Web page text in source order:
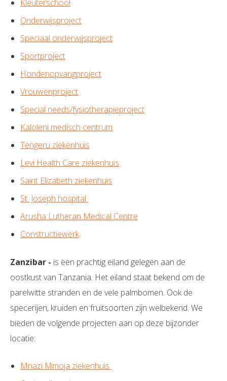
Kleuterschool
Onderwijsproject
Speciaal onderwijsproject
Sportproject
Hondenopvangproject
Vrouwenproject
Special needs/fysiotherapieproject
Kaloleni medisch centrum
Tengeru ziekenhuis
Levi Health Care ziekenhuis
Saint Elizabeth ziekenhuis
St. Joseph hospital
Arusha Lutheran Medical Centre
Constructiewerk
Zanzibar - is een prachtig eiland gelegen aan de
oostkust van Tanzania. Het eiland staat bekend om de
parelwitte stranden en de vele palmbomen. Ook de
specerijen, kruiden en fruitsoorten zijn welbekend. We
bieden de volgende projecten aan op deze bijzonder
locatie:
Mnazi Mmoja ziekenhuis